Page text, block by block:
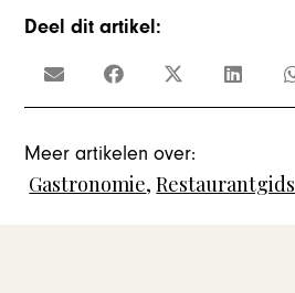
Deel dit artikel:
Meer artikelen over:
Gastronomie,Restaurantgids